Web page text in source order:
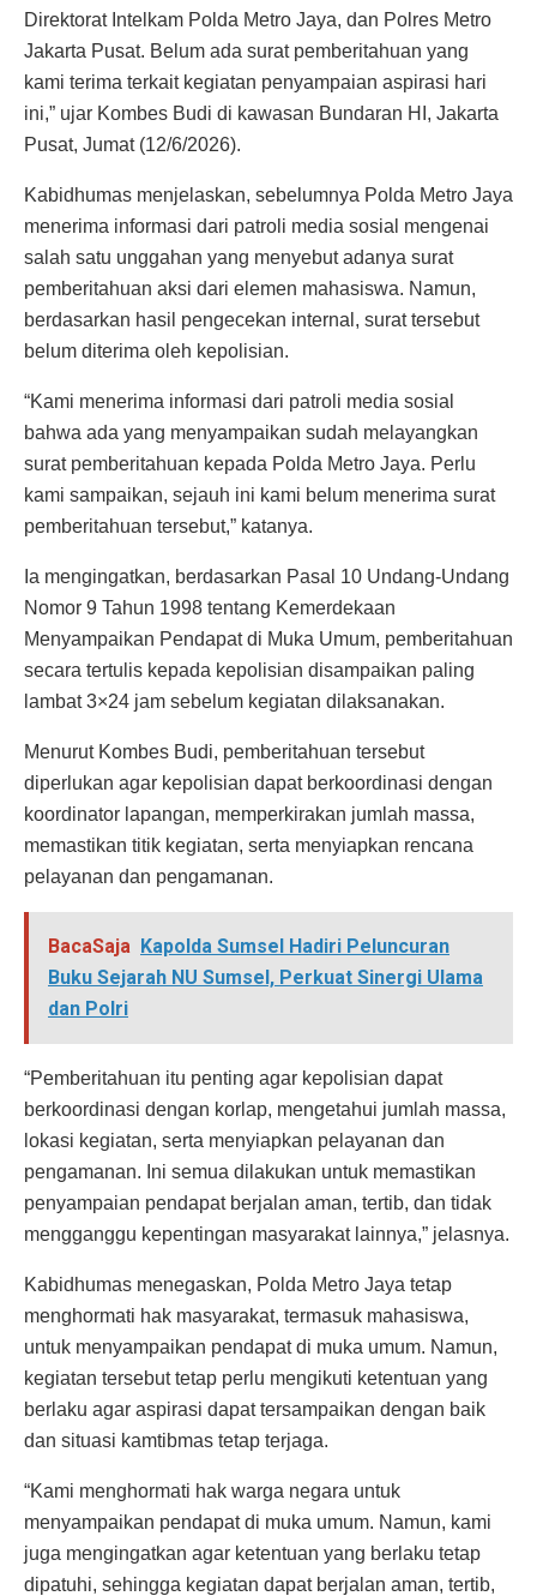
Direktorat Intelkam Polda Metro Jaya, dan Polres Metro
Jakarta Pusat. Belum ada surat pemberitahuan yang
kami terima terkait kegiatan penyampaian aspirasi hari
ini,” ujar Kombes Budi di kawasan Bundaran HI, Jakarta
Pusat, Jumat (12/6/2026).
Kabidhumas menjelaskan, sebelumnya Polda Metro Jaya
menerima informasi dari patroli media sosial mengenai
salah satu unggahan yang menyebut adanya surat
pemberitahuan aksi dari elemen mahasiswa. Namun,
berdasarkan hasil pengecekan internal, surat tersebut
belum diterima oleh kepolisian.
“Kami menerima informasi dari patroli media sosial
bahwa ada yang menyampaikan sudah melayangkan
surat pemberitahuan kepada Polda Metro Jaya. Perlu
kami sampaikan, sejauh ini kami belum menerima surat
pemberitahuan tersebut,” katanya.
Ia mengingatkan, berdasarkan Pasal 10 Undang-Undang
Nomor 9 Tahun 1998 tentang Kemerdekaan
Menyampaikan Pendapat di Muka Umum, pemberitahuan
secara tertulis kepada kepolisian disampaikan paling
lambat 3×24 jam sebelum kegiatan dilaksanakan.
Menurut Kombes Budi, pemberitahuan tersebut
diperlukan agar kepolisian dapat berkoordinasi dengan
koordinator lapangan, memperkirakan jumlah massa,
memastikan titik kegiatan, serta menyiapkan rencana
pelayanan dan pengamanan.
BacaSaja Kapolda Sumsel Hadiri Peluncuran
Buku Sejarah NU Sumsel, Perkuat Sinergi Ulama
dan Polri
“Pemberitahuan itu penting agar kepolisian dapat
berkoordinasi dengan korlap, mengetahui jumlah massa,
lokasi kegiatan, serta menyiapkan pelayanan dan
pengamanan. Ini semua dilakukan untuk memastikan
penyampaian pendapat berjalan aman, tertib, dan tidak
mengganggu kepentingan masyarakat lainnya,” jelasnya.
Kabidhumas menegaskan, Polda Metro Jaya tetap
menghormati hak masyarakat, termasuk mahasiswa,
untuk menyampaikan pendapat di muka umum. Namun,
kegiatan tersebut tetap perlu mengikuti ketentuan yang
berlaku agar aspirasi dapat tersampaikan dengan baik
dan situasi kamtibmas tetap terjaga.
“Kami menghormati hak warga negara untuk
menyampaikan pendapat di muka umum. Namun, kami
juga mengingatkan agar ketentuan yang berlaku tetap
dipatuhi, sehingga kegiatan dapat berjalan aman, tertib,